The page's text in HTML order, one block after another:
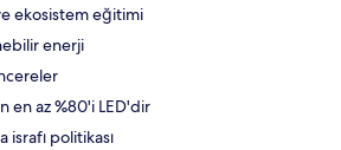
ekosistem eğitimi
enerji
en az %80'i LED'dir
israfı politikası